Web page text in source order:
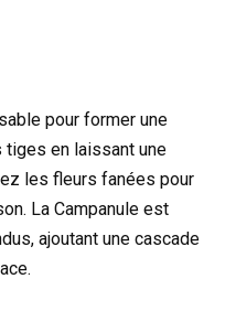
pour former une
tiges en laissant une
les fleurs fanées pour
La Campanule est
ajoutant une cascade